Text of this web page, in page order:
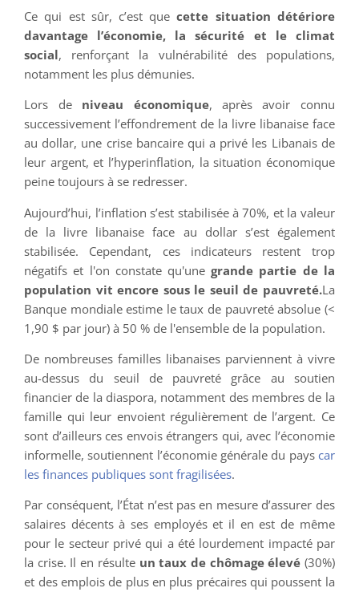
Ce qui est sûr, c’est que cette situation détériore
davantage l’économie, la sécurité et le climat
social, renforçant la vulnérabilité des populations,
notamment les plus démunies.
Lors deniveau économique, après avoir connu
successivement l’effondrement de la livre libanaise face
au dollar, une crise bancaire qui a privé les Libanais de
leur argent, et l’hyperinflation, la situation économique
peine toujours à se redresser.
Aujourd’hui, l’inflation s’est stabilisée à 70%, et la valeur
de la livre libanaise face au dollar s’est également
stabilisée. Cependant, ces indicateurs restent trop
négatifs et l'on constate qu'unegrande partie de la
population vit encore sous le seuil de pauvreté.La
Banque mondiale estime le taux de pauvreté absolue (<
1,90 $ par jour) à 50 % de l'ensemble de la population.
De nombreuses familles libanaises parviennent à vivre
au-dessus du seuil de pauvreté grâce au soutien
financier de la diaspora, notamment des membres de la
famille qui leur envoient régulièrement de l’argent. Ce
sont d’ailleurs ces envois étrangers qui, avec l’économie
informelle, soutiennent l’économie générale du pays car
les finances publiques sont fragilisées.
Par conséquent, l’État n’est pas en mesure d’assurer des
salaires décents à ses employés et il en est de même
pour le secteur privé qui a été lourdement impacté par
la crise. Il en résulte un taux de chômage élevé (30%)
et des emplois de plus en plus précaires qui poussent la